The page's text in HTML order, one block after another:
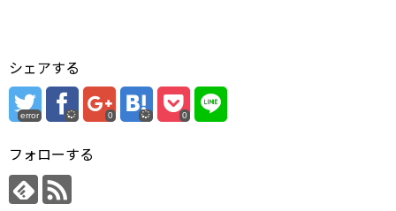
シェアする
error 0 0
フォローする